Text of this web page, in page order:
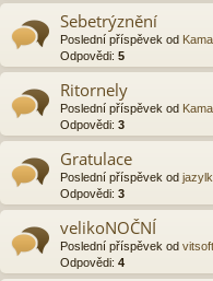
Sebetrýznění
Poslední příspěvek od Kama
Odpovědi: 5
Ritornely
Poslední příspěvek od Kama
Odpovědi: 3
Gratulace
Poslední příspěvek od
Odpovědi: 3
velikoNOČNÍ
Poslední příspěvek od vitsoft
Odpovědi: 4